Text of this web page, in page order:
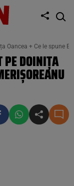
Oancea + Ce le spune
PE DOINIȚA